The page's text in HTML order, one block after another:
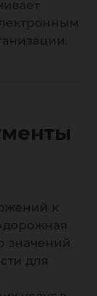
к
значений
для